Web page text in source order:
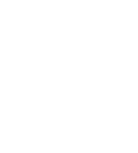
đem đến cho du
là một điểm tâm